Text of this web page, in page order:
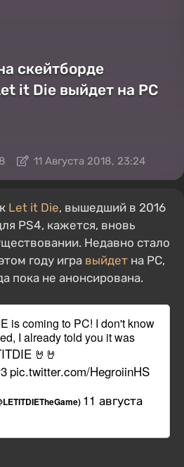
скейтборде
it Die выйдет на PC
11 Августа 2018, 23:24
Let it Die, вышедший в 2016
PS4, кажется, вновь
Недавно стало
году игра выйдет на PC,
пока не анонсирована.
is coming to PC! I don't know
I already told you it was
🤘🤘
pic.twitter.com/HegroiinHS
11 августа